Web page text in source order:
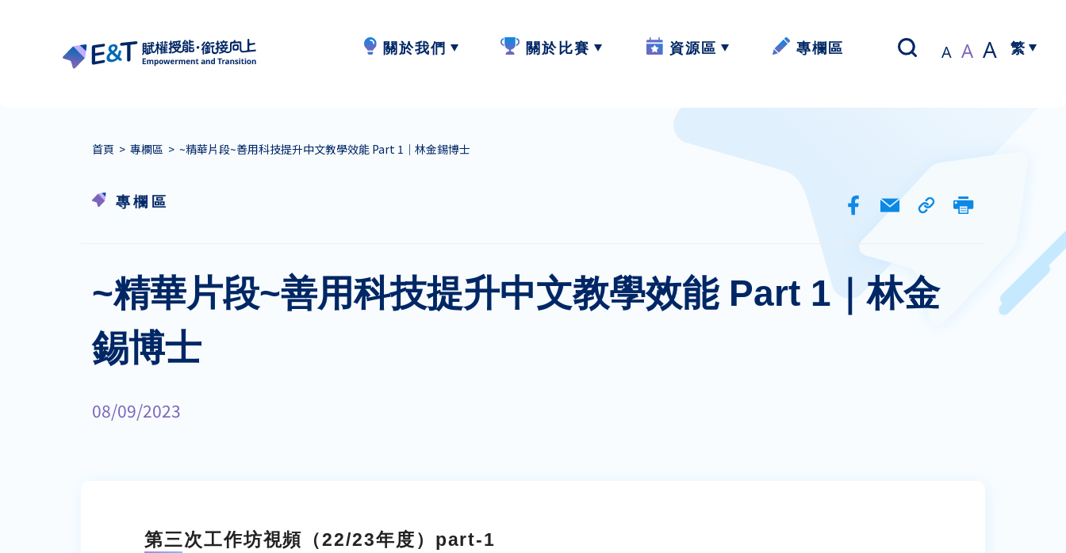
關於我們
計劃活動與發展
關於比賽 資源區
説話教學資源
專欄區 A A A 繁
首頁 > 專欄區 > ~精華片段~善用科技提升中文教學效能 Part 1｜林金錫博士
專欄區
~精華片段~善用科技提升中文教學效能 Part 1｜林金
錫博士
08/09/2023
第三次工作坊視頻（22/23年度）part-1